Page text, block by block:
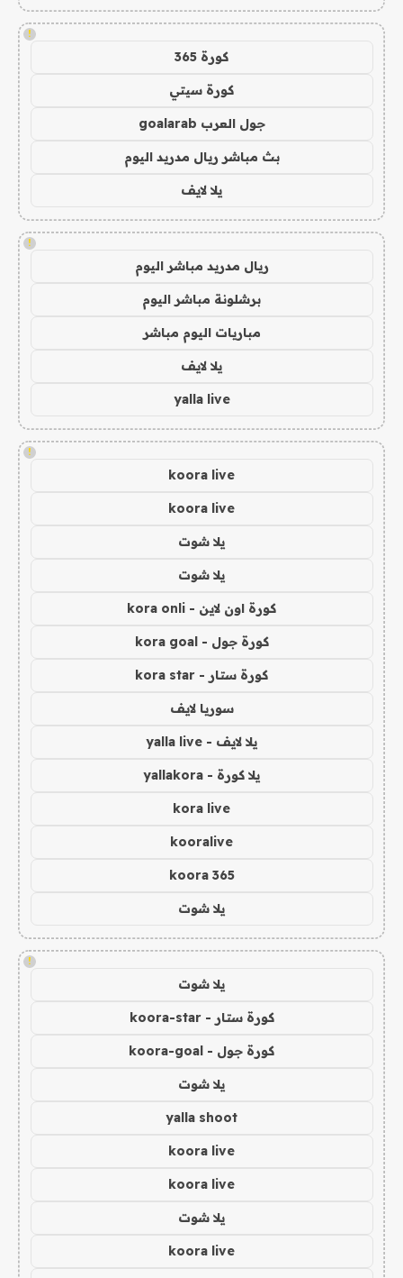
!
كورة 365
كورة سيتي
جول العرب goalarab
بث مباشر ريال مدريد اليوم
يلا لايف
!
ريال مدريد مباشر اليوم
برشلونة مباشر اليوم
مباريات اليوم مباشر
يلا لايف
yalla live
!
koora live
koora live
يلا شوت
يلا شوت
كورة اون لاين - kora onli
كورة جول - kora goal
كورة ستار - kora star
سوريا لايف
يلا لايف - yalla live
يلا كورة - yallakora
kora live
kooralive
koora 365
يلا شوت
!
يلا شوت
كورة ستار - koora-star
كورة جول - koora-goal
يلا شوت
yalla shoot
koora live
koora live
يلا شوت
koora live